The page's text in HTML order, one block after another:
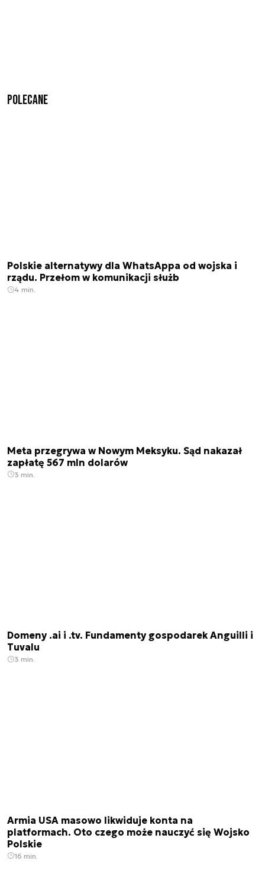
Polecane
Polskie alternatywy dla WhatsAppa od wojska i
rządu. Przełom w komunikacji służb
4 min.
Meta przegrywa w Nowym Meksyku. Sąd nakazał
zapłatę 567 mln dolarów
3 min.
Domeny .ai i .tv. Fundamenty gospodarek Anguilli i
Tuvalu
3 min.
Armia USA masowo likwiduje konta na
platformach. Oto czego może nauczyć się Wojsko
Polskie
16 min.